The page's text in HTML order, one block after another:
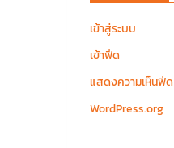
เข้าสู่ระบบ
เข้าฟีด
แสดงความเห็นฟีด
WordPress.org